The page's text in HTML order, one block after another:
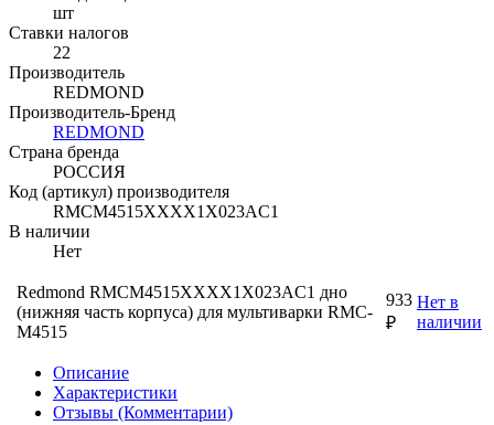
шт
Ставки налогов
22
Производитель
REDMOND
Производитель-Бренд
REDMOND
Страна бренда
РОССИЯ
Код (артикул) производителя
RMCM4515XXXX1X023AC1
В наличии
Нет
Redmond RMCM4515XXXX1X023AC1 дно
(нижняя часть корпуса) для мультиварки RMC-
M4515
933
₽
Нет в
наличии
Описание
Характеристики
Отзывы (Комментарии)